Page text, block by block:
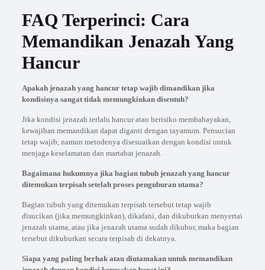
FAQ Terperinci: Cara
Memandikan Jenazah Yang
Hancur
Apakah jenazah yang hancur tetap wajib dimandikan jika
kondisinya sangat tidak memungkinkan disentuh?
Jika kondisi jenazah terlalu hancur atau berisiko membahayakan,
kewajiban memandikan dapat diganti dengan tayamum. Pensucian
tetap wajib, namun metodenya disesuaikan dengan kondisi untuk
menjaga keselamatan dan martabat jenazah.
Bagaimana hukumnya jika bagian tubuh jenazah yang hancur
ditemukan terpisah setelah proses penguburan utama?
Bagian tubuh yang ditemukan terpisah tersebut tetap wajib
disucikan (jika memungkinkan), dikafani, dan dikuburkan menyertai
jenazah utama, atau jika jenazah utama sudah dikubur, maka bagian
tersebut dikuburkan secara terpisah di dekatnya.
Siapa yang paling berhak atau diutamakan untuk memandikan